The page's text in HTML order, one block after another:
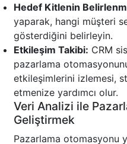
Hedef Kitlenin
yaparak, hangi müşteri
gösterdiğini belirleyin.
Etkileşim Takibi: CRM
pazarlama
etkileşimlerini izlemesi,
etmenize yardımcı olur.
Veri Analizi ile
Geliştirmek
Pazarlama otomasyonu